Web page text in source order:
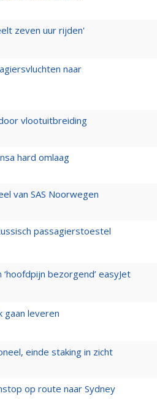
zeven uur rijden'
naar
vlootuitbreiding
hard omlaag
van SAS Noorwegen
passagierstoestel
bezorgend’ easyJet
gaan leveren
einde staking in zicht
op route naar Sydney